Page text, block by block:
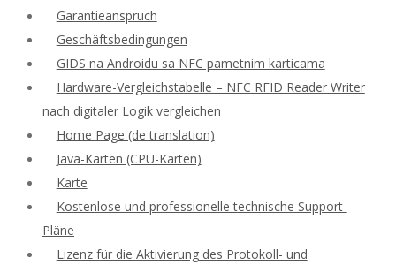
Garantieanspruch
Geschäftsbedingungen
GIDS na Androidu sa NFC pametnim karticama
Hardware-Vergleichstabelle – NFC RFID Reader Writer
nach digitaler Logik vergleichen
Home Page (de translation)
Java-Karten (CPU-Karten)
Karte
Kostenlose und professionelle technische Support-
Pläne
Lizenz für die Aktivierung des Protokoll- und